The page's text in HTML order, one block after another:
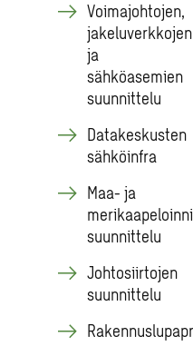
Voimajohtojen,
jakeluverkkojen
ja
sähköasemien
suunnittelu
Datakeskusten
sähköinfra
Maa- ja
suunnittelu
Johtosiirtojen
suunnittelu